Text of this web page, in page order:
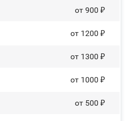
от 900 ₽
от 1200 ₽
от 1300 ₽
от 1000 ₽
от 500 ₽